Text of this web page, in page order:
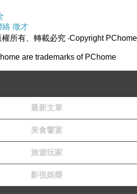
絡 徵才
權所有、轉載必究 ‧Copyright PChome
are trademarks of PChome
最新文章
美食饗宴
旅遊玩家
影視娛樂